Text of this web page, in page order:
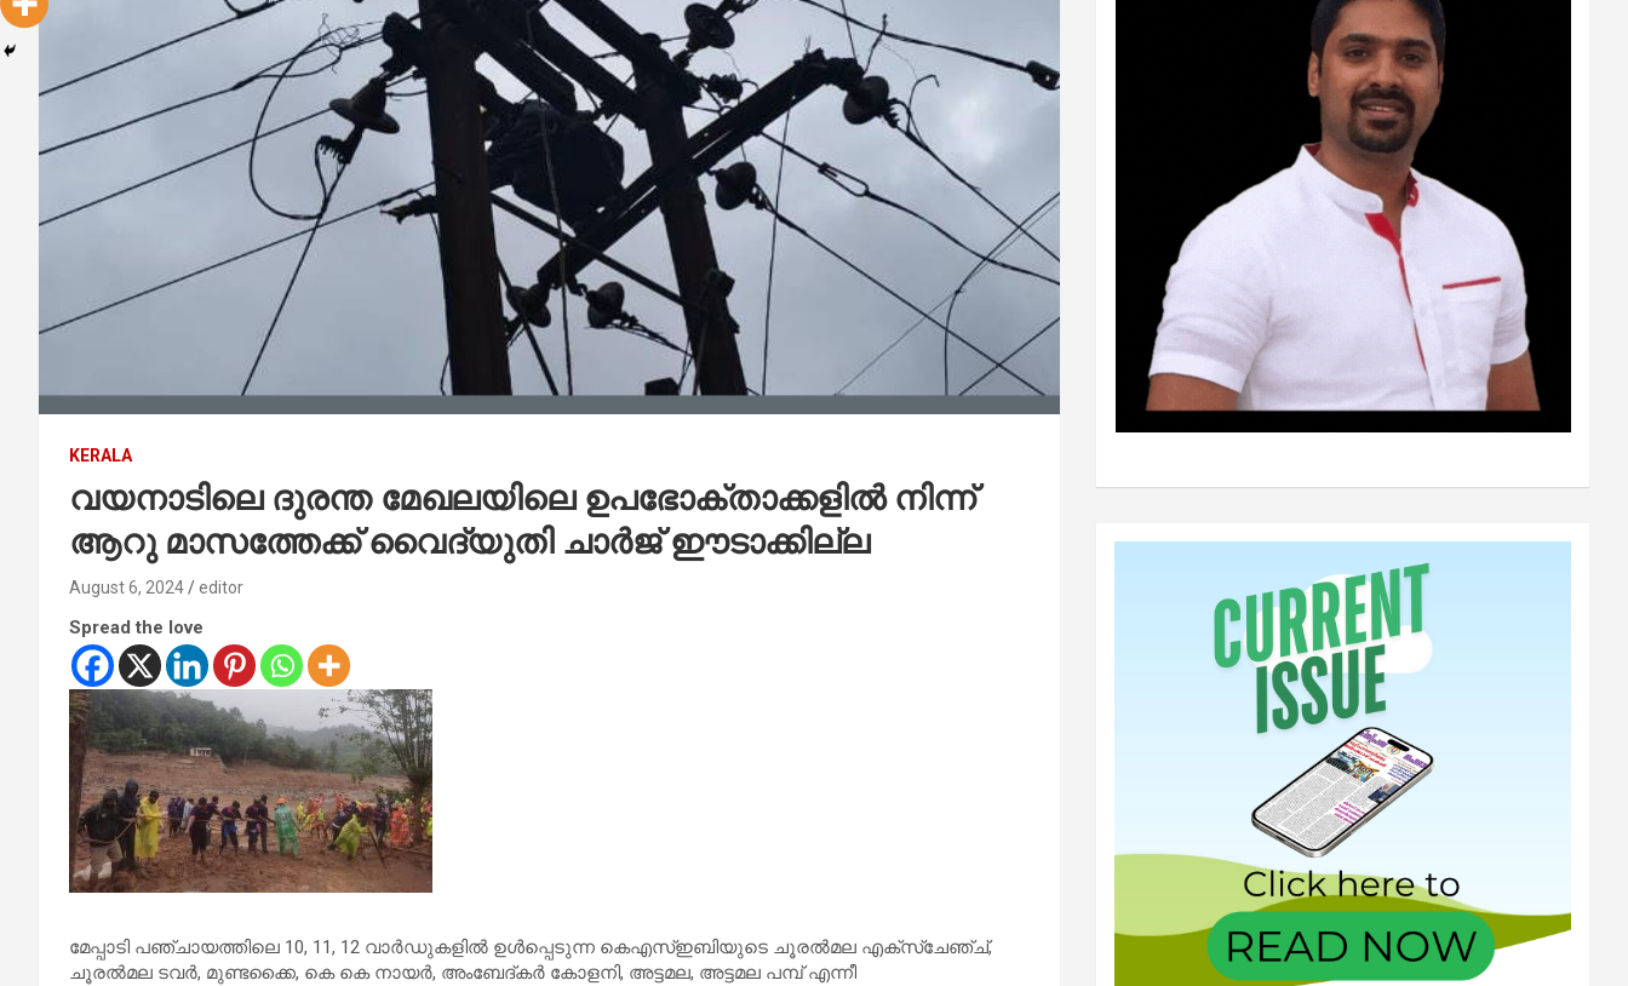
KERALA
വയനാടിലെ ദുരന്ത മേഖലയിലെ ഉപഭോക്താക്കളിൽ നിന്ന്
ആറു മാസത്തേക്ക് വൈദ്യുതി ചാർജ് ഈടാക്കില്ല
August 6, 2024 editor
Spread the love
മേപ്പാടി പഞ്ചായത്തിലെ 10, 11, 12 വാർഡുകളിൽ ഉൾപ്പെടുന്ന കെഎസ്ഇബിയുടെ ചൂരൽമല എക്സ്ചേഞ്ച്,
ചൂരൽമല ടവർ, മുണ്ടക്കൈ, കെ കെ നായർ, അംബേദ്കർ കോളനി, അട്ടമല, അട്ടമല പമ്പ് എന്നീ